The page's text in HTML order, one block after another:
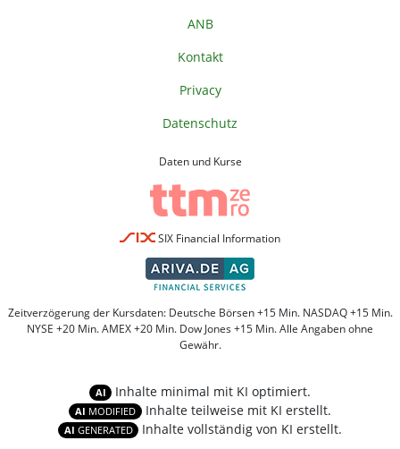
ANB
Kontakt
Privacy
Datenschutz
Daten und Kurse
SIX Financial Information
Zeitverzögerung der Kursdaten: Deutsche Börsen +15 Min. NASDAQ +15 Min.
NYSE +20 Min. AMEX +20 Min. Dow Jones +15 Min. Alle Angaben ohne
Gewähr.
AI Inhalte minimal mit KI optimiert.
AI MODIFIED Inhalte teilweise mit KI erstellt.
AI GENERATED Inhalte vollständig von KI erstellt.